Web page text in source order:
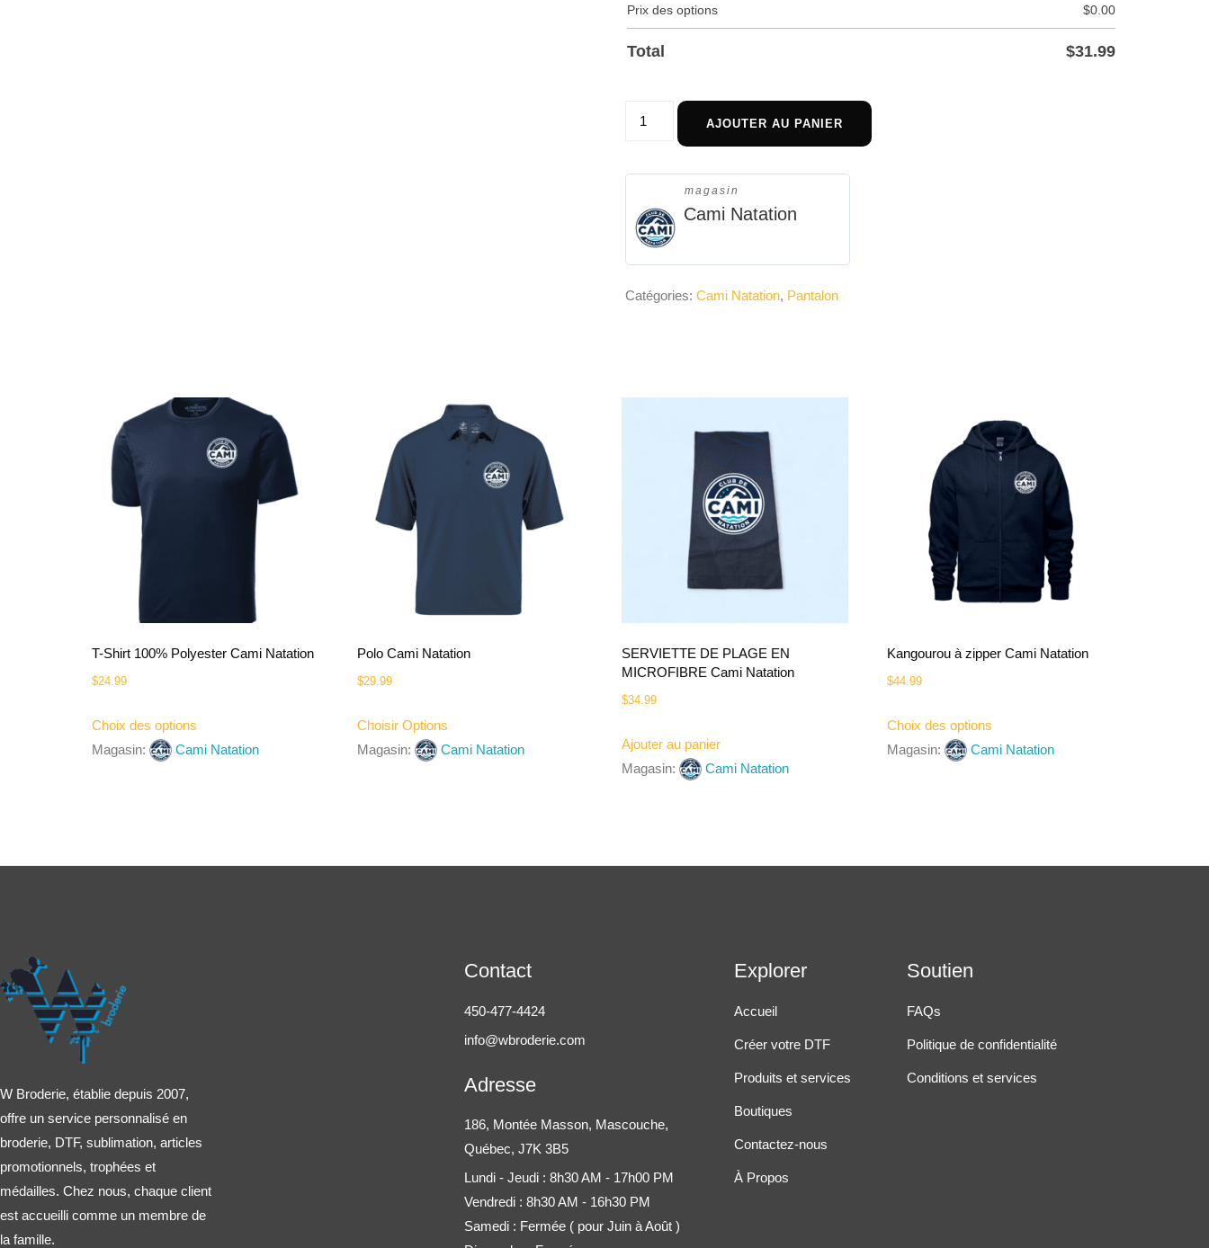
Prix des options
$0.00
Total $31.99
AJOUTER AU PANIER
magasin
Cami Natation
Catégories: Cami Natation, Pantalon
T-Shirt 100% Polyester Cami Natation
$24.99
Choix des options
Magasin:
Cami Natation
Polo Cami Natation
$29.99
Choisir Options
Magasin:
Cami Natation
SERVIETTE DE PLAGE EN
MICROFIBRE Cami Natation
$34.99
Ajouter au panier
Magasin:
Cami Natation
Kangourou à zipper Cami Natation
$44.99
Choix des options
Magasin:
Cami Natation
W Broderie, établie depuis 2007,
offre un service personnalisé en
broderie, DTF, sublimation, articles
promotionnels, trophées et
médailles. Chez nous, chaque client
est accueilli comme un membre de
la famille.
Contact
450-477-4424
info@wbroderie.com
Adresse
186, Montée Masson, Mascouche,
Québec, J7K 3B5
Lundi - Jeudi : 8h30 AM - 17h00 PM
Vendredi : 8h30 AM - 16h30 PM
Samedi : Fermée ( pour Juin à Août )
Explorer
Accueil
Créer votre DTF
Produits et services
Boutiques
Contactez-nous
À Propos
Soutien
FAQs
Politique de confidentialité
Conditions et services